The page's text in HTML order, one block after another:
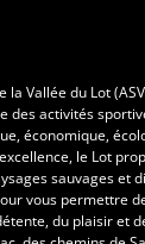
la Vallée du Lot
des activités
économique,
le Lot
sauvages et
vous permettre
du plaisir et